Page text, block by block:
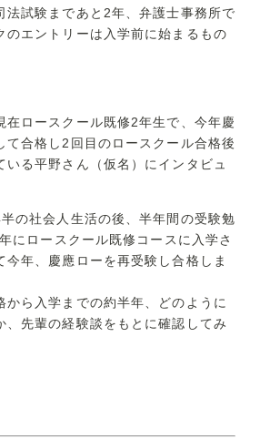
法試験まであと2年、弁護士事務所で
のエントリーは入学前に始まるもの
在ロースクール既修2年生で、今年慶
て合格し2回目のロースクール合格後
いる平野さん（仮名）にインタビュ
の社会人生活の後、半年間の受験勉
にロースクール既修コースに入学さ
今年、慶應ローを再受験し合格しま
から入学までの約半年、どのように
、先輩の経験談をもとに確認してみ